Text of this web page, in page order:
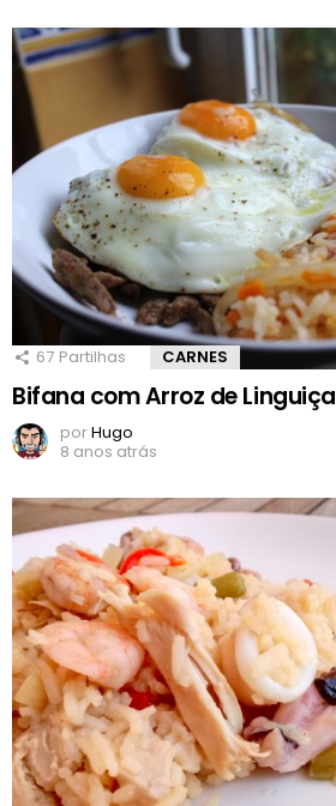
67 Partilhas CARNES
Bifana com Arroz de Linguiça
porHugo
8 anos atrás